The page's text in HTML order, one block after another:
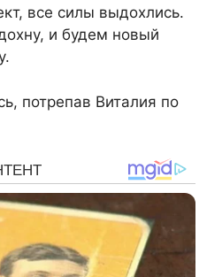
все силы выдохлись.
и будем новый
потрепав Виталия по